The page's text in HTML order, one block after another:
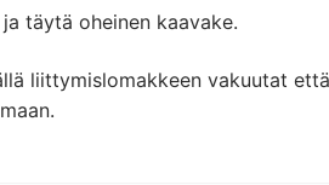
täytä oheinen kaavake.
liittymislomakkeen vakuutat